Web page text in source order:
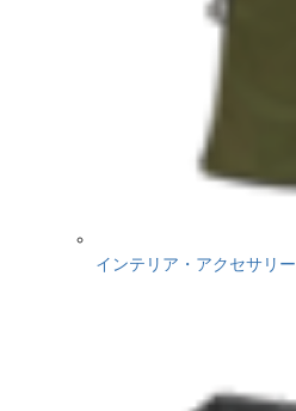
インテリア・アクセサリー